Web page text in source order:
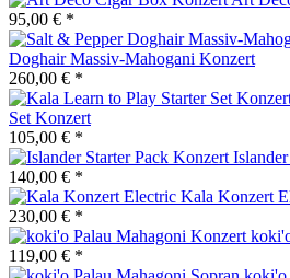
95,00 € *
Doghair Massiv-Mahogani Konzert
260,00 € *
Set Konzert
105,00 € *
140,00 € *
Kala Konzert
230,00 € *
119,00 € *